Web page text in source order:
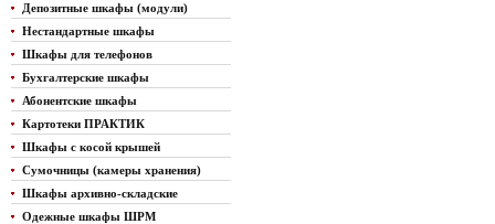
Депозитные шкафы (модули)
Нестандартные шкафы
Шкафы для телефонов
Бухгалтерские шкафы
Абонентские шкафы
Картотеки ПРАКТИК
Шкафы с косой крышей
Сумочницы (камеры хранения)
Шкафы архивно-складские
Одежные шкафы ШРМ